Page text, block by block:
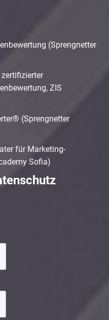
(Sprengnetter
ZIS
(Sprengnetter
für Marketing-
Sofia)